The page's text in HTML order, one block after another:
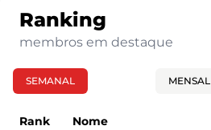
Ranking
membros em destaque
SEMANAL MENSAL
Rank Nome